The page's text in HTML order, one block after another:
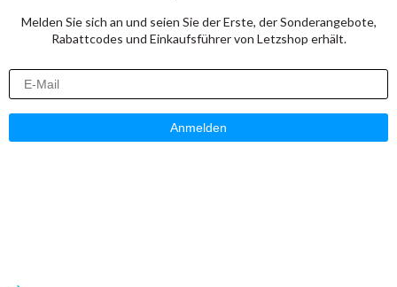
Damit Sie noch mehr Ideen entdecken
Videos und visuelle Inspirationen auf
unseren sozialen Netzwerken vorbereitet.
Melden Sie sich an und seien Sie der Erste, der Sonderangebote,
Rabattcodes und Einkaufsführer von Letzshop erhält.